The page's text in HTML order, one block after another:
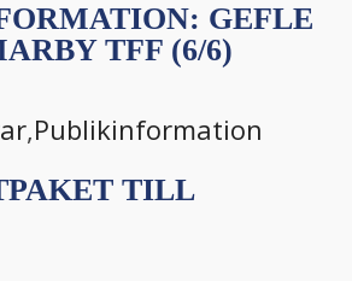
GEFLE
TFF (6/6)
,Publikinformation
TILL